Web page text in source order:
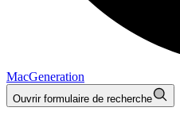
MacGeneration
Ouvrir formulaire de recherche